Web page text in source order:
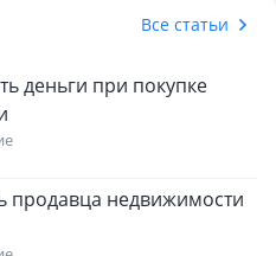
Все статьи
деньги при покупке
продавца недвижимости